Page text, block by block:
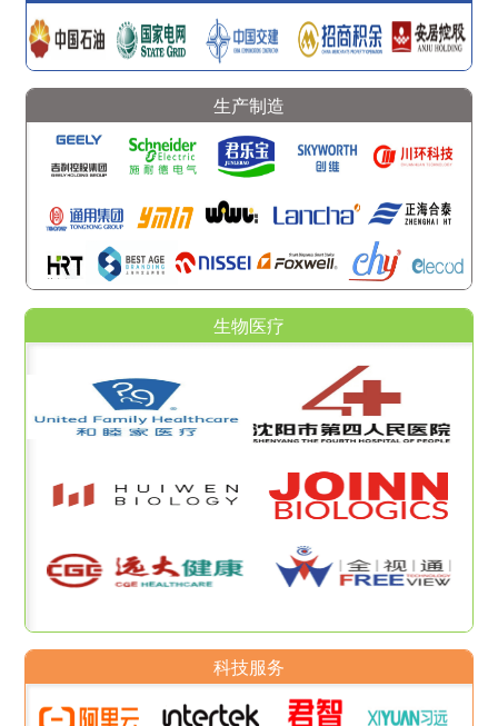
生产制造
生物医疗
科技服务